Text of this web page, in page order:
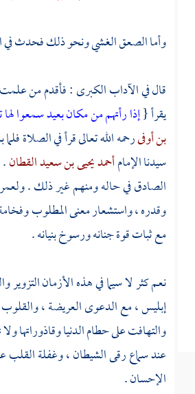
وأما الصعق الغشي ونحو ذلك فحدث في
قال في الآداب الكبرى : فأقدم من
يقرأ {إذا رأتهم من مكان بعيد سمعوا لها
بن أوفىرحمه الله تعالى قرأ في الصلاة
سيدنا الإمامأحمديحيى بن سعيد القطان.
الصادق في حاله ومنهم غير ذلك .
وقدره ، واستشعار معنى المطلوب
مع ثبات قوة جنانه ورسوخ بنيانه .
نعم كثر لا سيما في هذه الأزمان
إبليس ، مع الدعوى العريضة ، والقلوب
والتهافت على حطام الدنيا
عند سماع رقى الشيطان ، وغفلة القلب
الإحسان .